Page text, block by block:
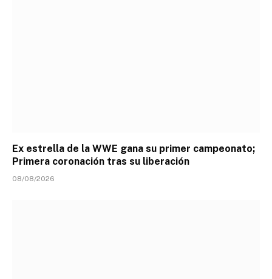
Ex estrella de la WWE gana su primer campeonato;
Primera coronación tras su liberación
08/08/2026